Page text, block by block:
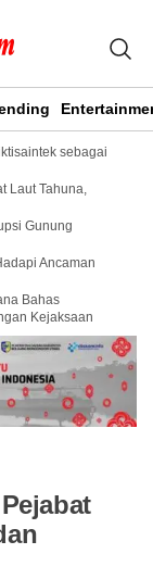
sebagai
Laut Tahuna,
Gunung
Ancaman
Bahas
Kejaksaan